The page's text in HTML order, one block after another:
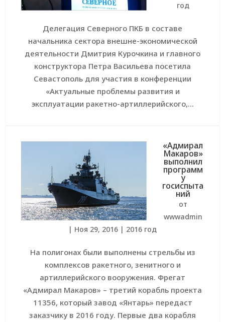
год
Делегация Северного ПКБ в составе
начальника сектора внешне-экономической
деятельности Дмитрия Курочкина и главного
конструктора Петра Васильева посетила
Севастополь для участия в конференции
«Актуальные проблемы развития и
эксплуатации ракетно-артиллерийского,...
«Адмирал
Макаров»
выполнил
программ
у
госиспыта
ний
от
wwwadmin
| Ноя 29, 2016 | 2016 год
На полигонах были выполнены стрельбы из
комплексов ракетного, зенитного и
артиллерийского вооружения. Фрегат
«Адмирал Макаров» – третий корабль проекта
11356, который завод «Янтарь» передаст
заказчику в 2016 году. Первые два корабля